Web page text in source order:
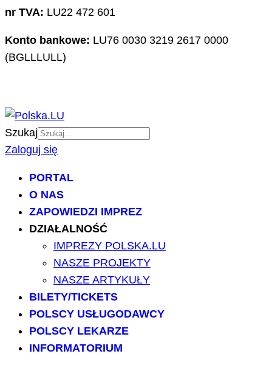
nr TVA: LU22 472 601
Konto bankowe: LU76 0030 3219 2617 0000
(BGLLLULL)
Szukaj
Zaloguj się
PORTAL
O NAS
ZAPOWIEDZI IMPREZ
DZIAŁALNOŚĆ
IMPREZY POLSKA.LU
NASZE PROJEKTY
NASZE ARTYKUŁY
BILETY/TICKETS
POLSCY USŁUGODAWCY
POLSCY LEKARZE
INFORMATORIUM